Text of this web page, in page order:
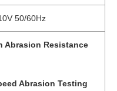
50/60Hz
Abrasion Resistance
Abrasion Testing